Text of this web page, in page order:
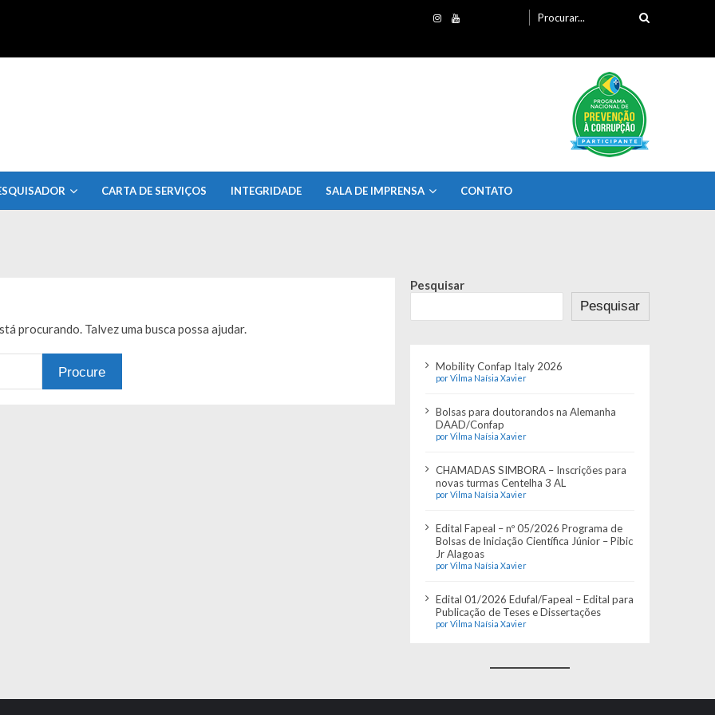
por:
CARTA DE SERVIÇOS INTEGRIDADE SALA DE IMPRENSA CONTATO
procurando. Talvez uma busca possa ajudar.
Pesquisar
Pesquisar
Mobility Confap Italy 2026
por Vilma Naísia Xavier
Bolsas para doutorandos na Alemanha
DAAD/Confap
por Vilma Naísia Xavier
CHAMADAS SIMBORA – Inscrições para
novas turmas Centelha 3 AL
por Vilma Naísia Xavier
Edital Fapeal – nº 05/2026 Programa de
Bolsas de Iniciação Científica Júnior – Pibic
Jr Alagoas
por Vilma Naísia Xavier
Edital 01/2026 Edufal/Fapeal – Edital para
Publicação de Teses e Dissertações
por Vilma Naísia Xavier